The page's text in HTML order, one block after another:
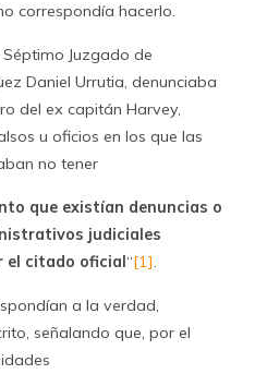
correspondía hacerlo.
Juzgado de
Daniel Urrutia, denunciaba
del ex capitán Harvey,
u oficios en los que las
no tener
que existían denuncias o
judiciales
el citado oficial“[1].
a la verdad,
señalando que, por el